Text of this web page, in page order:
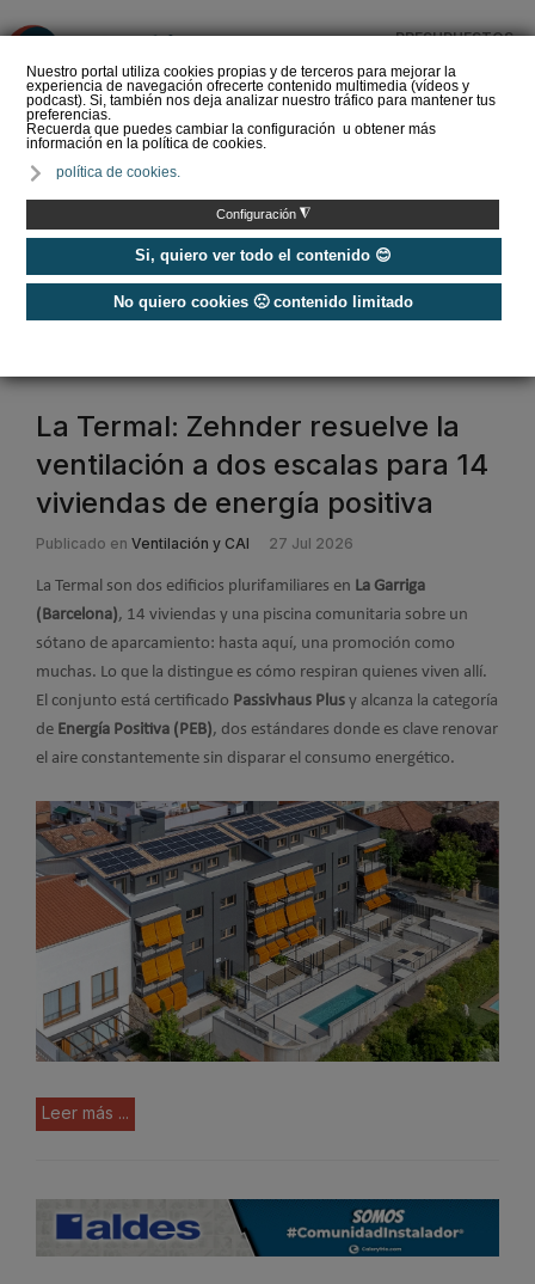
Nuestro portal utiliza cookies propias y de terceros para mejorar la
experiencia de navegación ofrecerte contenido multimedia (vídeos y
podcast). Si, también nos deja analizar nuestro tráfico para mantener tus
preferencias.
Recuerda que puedes cambiar la configuración u obtener más
información en la política de cookies.
política de cookies.
Configuración ◮
Si, quiero ver todo el contenido 😊
No quiero cookies 🙁 contenido limitado
PRESUPUESTOS
Certificación Passivhaus
La Termal: Zehnder resuelve la
ventilación a dos escalas para 14
viviendas de energía positiva
Publicado en Ventilación y CAI 27 Jul 2026
La Termal son dos edificios plurifamiliares en La Garriga
(Barcelona), 14 viviendas y una piscina comunitaria sobre un
sótano de aparcamiento: hasta aquí, una promoción como
muchas. Lo que la distingue es cómo respiran quienes viven allí.
El conjunto está certificado Passivhaus Plus y alcanza la categoría
de Energía Positiva (PEB), dos estándares donde es clave renovar
el aire constantemente sin disparar el consumo energético.
Leer más ...